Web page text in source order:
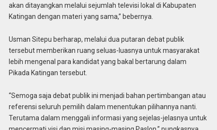
akan ditayangkan melalui sejumlah televisi lokal di Kabupaten
Katingan dengan materi yang sama,” bebernya.
Usman Sitepu berharap, melalui dua putaran debat publik
tersebut memberikan ruang seluas-luasnya untuk masyarakat
lebih mengenal para kandidat yang bakal bertarung dalam
Pikada Katingan tersebut.
“Semoga saja debat publik ini menjadi bahan pertimbangan atau
referensi seluruh pemilih dalam menentukan pilihannya nanti.
Terutama dalam menggali informasi yang sejelas-jelasnya untuk